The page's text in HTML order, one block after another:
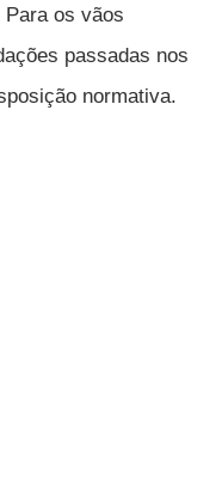
Para os vãos
passadas nos
normativa.